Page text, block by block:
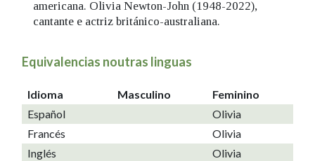
americana. Olivia Newton-John (1948-2022),
cantante e actriz británico-australiana.
Equivalencias noutras linguas
Idioma Masculino
Feminino
Español
Olivia
Francés
Olivia
Inglés
Olivia